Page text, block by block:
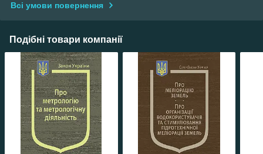
Всі умови повернення
Подібні товари компанії